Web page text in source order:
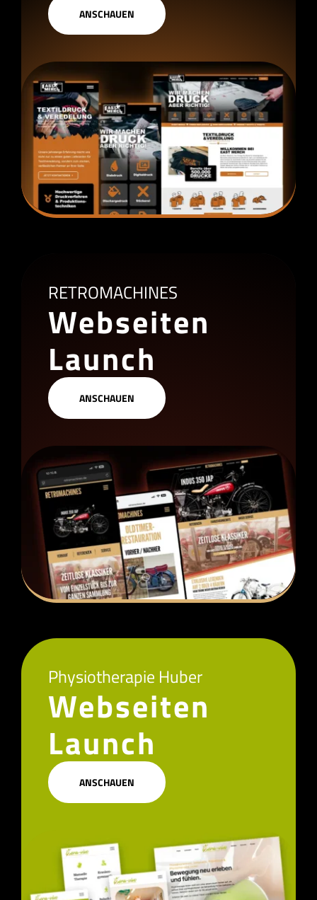
ANSCHAUEN
RETROMACHINES
Webseiten
Launch
ANSCHAUEN
Physiotherapie Huber
Webseiten
Launch
ANSCHAUEN